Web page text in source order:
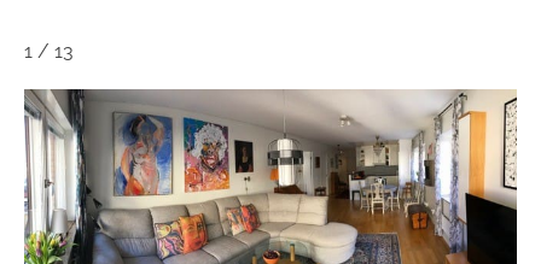
1 / 13